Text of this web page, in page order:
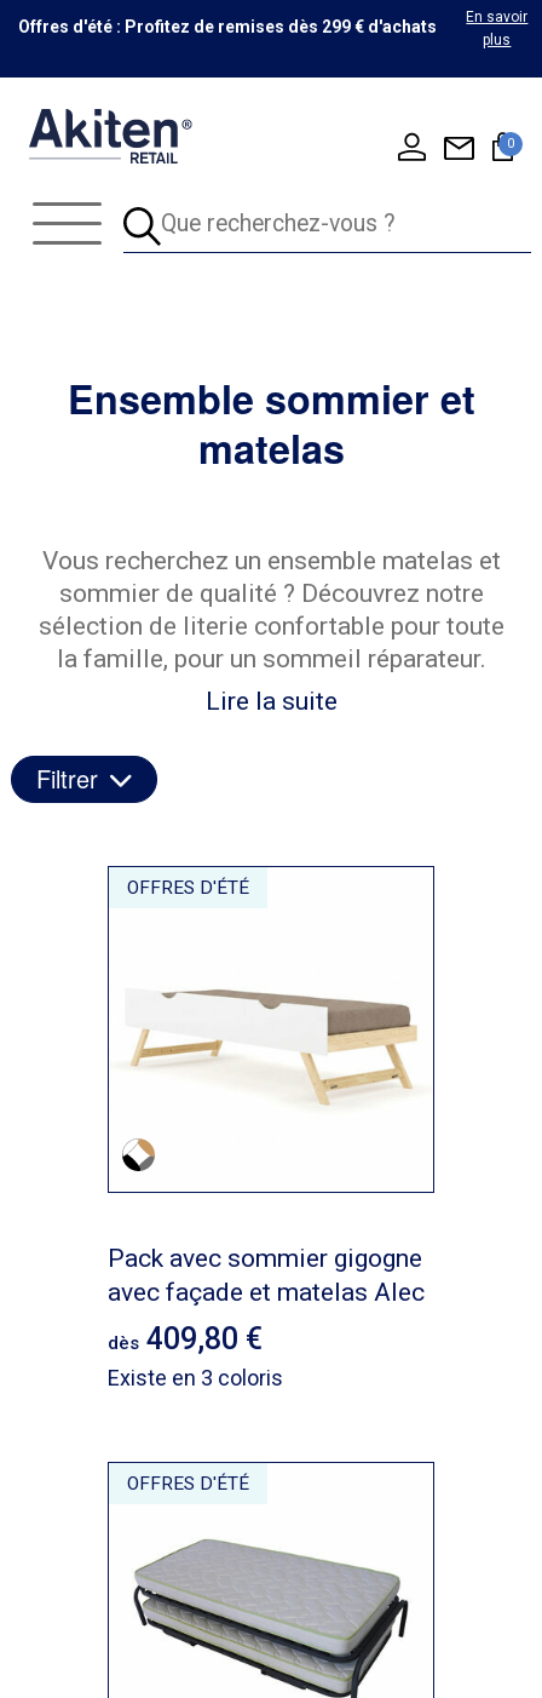
Offres d'été : Profitez de remises dès 299 € d'achats
En savoir
plus
0
Ensemble sommier et
matelas
Vous recherchez un ensemble matelas et
sommier de qualité ? Découvrez notre
sélection de literie confortable pour toute
la famille, pour un sommeil réparateur.
Lire la suite
Filtrer
OFFRES D'ÉTÉ
Pack avec sommier gigogne
avec façade et matelas Alec
dès 409,80
Existe en 3 coloris
OFFRES D'ÉTÉ